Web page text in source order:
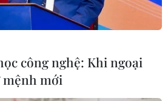
công nghệ: Khi ngoại
mệnh mới